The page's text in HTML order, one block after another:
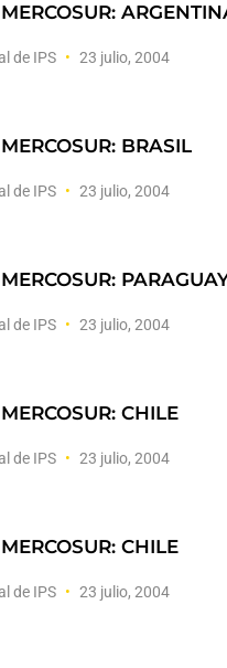
de IPS 23 julio, 2004
BRASIL
de IPS 23 julio, 2004
de IPS 23 julio, 2004
CHILE
de IPS 23 julio, 2004
CHILE
de IPS 23 julio, 2004